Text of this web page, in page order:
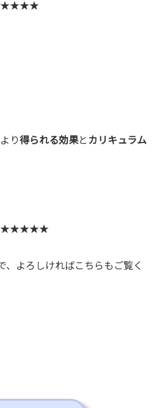
り得られる効果と カリキュラム
よろしければこちらもご覧く